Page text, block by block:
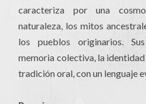
caracteriza por una
naturaleza, los mitos
los pueblos originarios.
memoria colectiva, la
tradición oral, con un lenguaje